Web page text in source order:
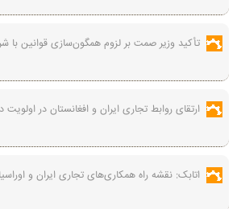
تأکید وزیر صمت بر لزوم همگون‌سازی قوانین با
ارتقای روابط تجاری ایران و افغانستان در
اتابک: نقشه راه همکاری‌های تجاری ایران و